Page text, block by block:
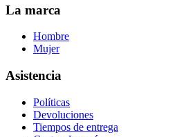
La marca
Hombre
Mujer
Asistencia
Políticas
Devoluciones
Tiempos de entrega